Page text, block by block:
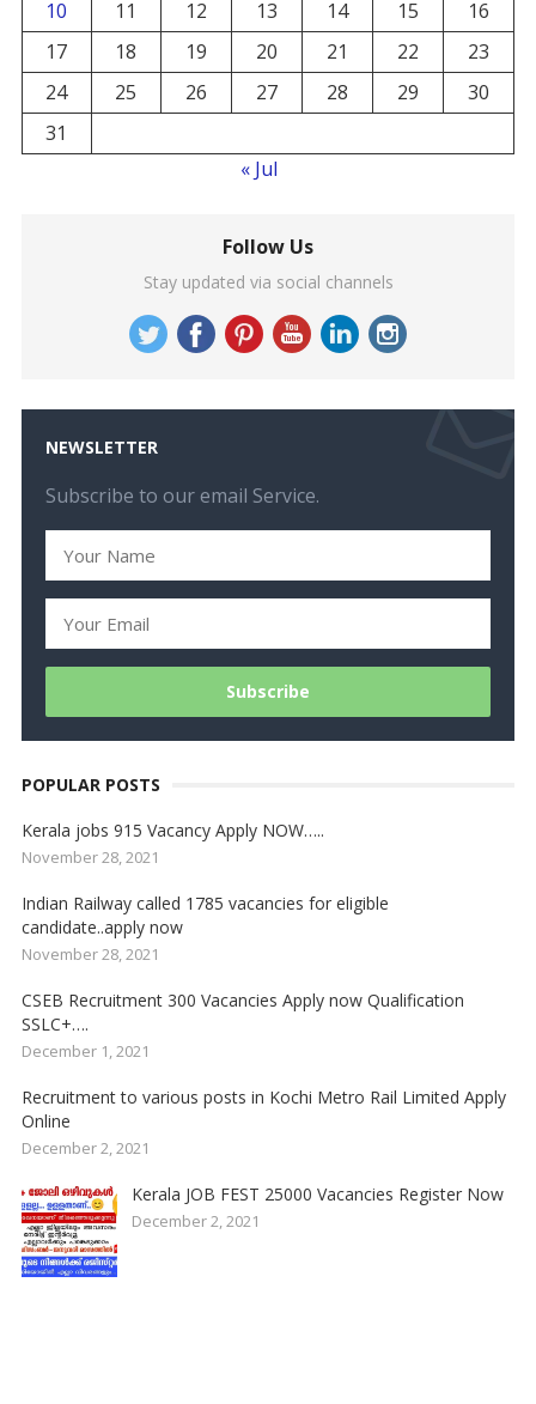
10 11 12 13 14 15
16
17
18 19 20 21 22
23
24
25 26 27 28 29
30
31
« Jul
Follow Us
Stay updated via social channels
NEWSLETTER
Subscribe to our email Service.
POPULAR POSTS
Kerala jobs 915 Vacancy Apply NOW…..
November 28, 2021
Indian Railway called 1785 vacancies for eligible
candidate..apply now
November 28, 2021
CSEB Recruitment 300 Vacancies Apply now Qualification
SSLC+….
December 1, 2021
Recruitment to various posts in Kochi Metro Rail Limited Apply
Online
December 2, 2021
Kerala JOB FEST 25000 Vacancies Register Now
December 2, 2021